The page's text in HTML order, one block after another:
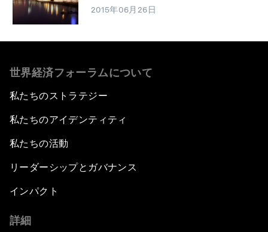
2015年06月26日
世界経済フォーラムについて
私たちのストラテジー
私たちのアイデンティティ
私たちの活動
リーダーシップとガバナンス
インパクト
詳細